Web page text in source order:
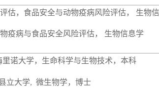
估，食品安全与动物疫病风险评估， 生物
疫病与食品安全风险评估， 生物信息学
里诺大学，生命科学与生物技术，本科
立大学,微生物学，博士